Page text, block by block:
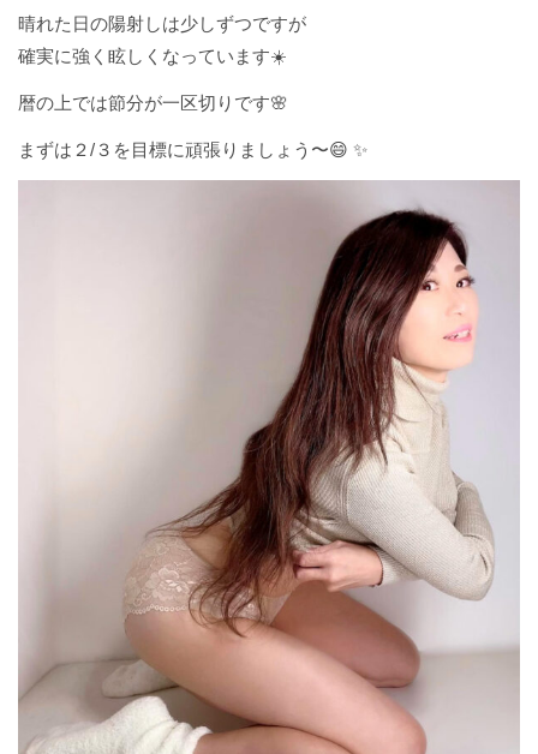
晴れた日の陽射しは少しずつですが
確実に強く眩しくなっています☀️
暦の上では節分が一区切りです🌸
まずは２/３を目標に頑張りましょう〜😄 ✨